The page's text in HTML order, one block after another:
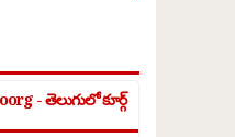
- తెలుగులో కూర్గ్